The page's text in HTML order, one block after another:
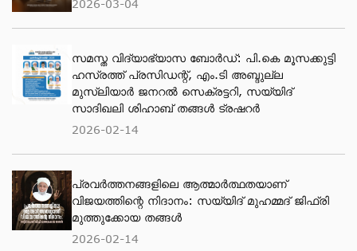
2026-03-04
സമസ്ത വിദ്യാഭ്യാസ ബോർഡ്: പി.കെ മൂസക്കുട്ടി
ഹസ്രത്ത് പ്രസിഡന്റ്, എം.ടി അബ്ദുല്ല
മുസ്ലിയാർ ജനറൽ സെക്രട്ടറി, സയ്യിദ്
സാദിഖലി ശിഹാബ് തങ്ങൾ ട്രഷറർ
2026-02-14
പ്രവര്‍ത്തനങ്ങളിലെ ആത്മാര്‍ത്ഥതയാണ്
വിജയത്തിന്റെ നിദാനം: സയ്യിദ് മുഹമ്മദ് ജിഫ്രി
മുത്തുക്കോയ തങ്ങള്‍
2026-02-14